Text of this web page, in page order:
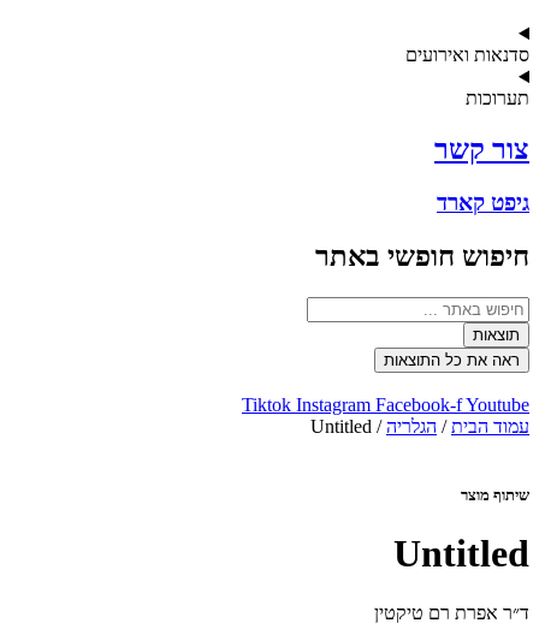
סדנאות ואירועים
תערוכות
צור קשר
גיפט קארד
חיפוש חופשי באתר
Search
...תוצאות
ראה את כל התוצאות
Tiktok Instagram Facebook-fYoutube
עמוד הבית/ הגלריה/ Untitled
שיתוף מוצר
Untitled
ד״ר אפרת רם טיקטין